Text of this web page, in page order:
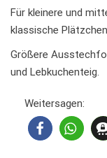
Für kleinere und
klassische
Größere
und Lebkuchenteig.
Weitersagen: